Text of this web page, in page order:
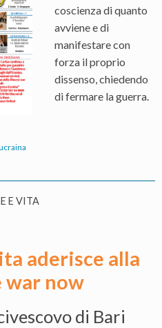
coscienza di quanto
avviene e di
manifestare con
forza il proprio
dissenso, chiedendo
di fermare la guerra.
E VITA
aderisce alla
war now
di Bari